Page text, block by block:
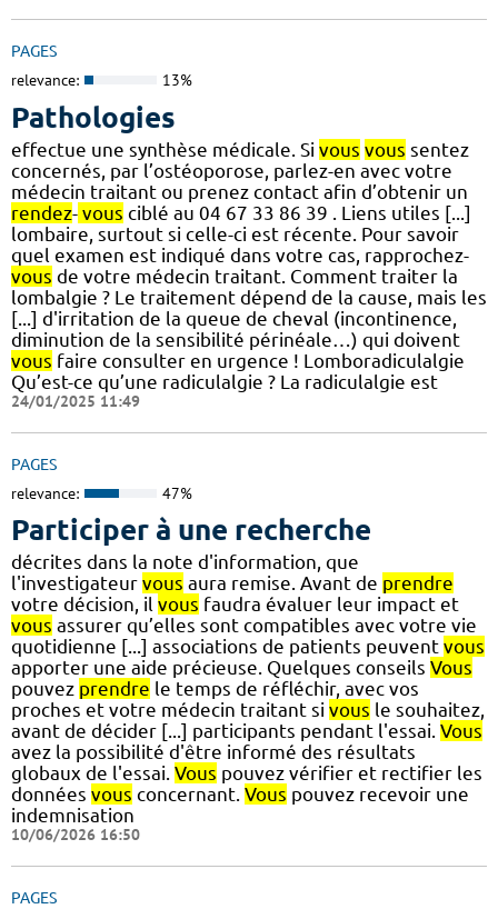
PAGES
relevance: 13%
Pathologies
effectue une synthèse médicale. Si vous vous sentez
concernés, par l’ostéoporose, parlez-en avec votre
médecin traitant ou prenez contact afin d’obtenir un
rendez- vous ciblé au 04 67 33 86 39 . Liens utiles [...]
lombaire, surtout si celle-ci est récente. Pour savoir
quel examen est indiqué dans votre cas, rapprochez-
vous de votre médecin traitant. Comment traiter la
lombalgie ? Le traitement dépend de la cause, mais les
[...] d'irritation de la queue de cheval (incontinence,
diminution de la sensibilité périnéale…) qui doivent
vous faire consulter en urgence ! Lomboradiculalgie
Qu’est-ce qu’une radiculalgie ? La radiculalgie est
24/01/2025 11:49
PAGES
relevance: 47%
Participer à une recherche
décrites dans la note d'information, que
l'investigateur vous aura remise. Avant de prendre
votre décision, il vous faudra évaluer leur impact et
vous assurer qu’elles sont compatibles avec votre vie
quotidienne [...] associations de patients peuvent vous
apporter une aide précieuse. Quelques conseils Vous
pouvez prendre le temps de réfléchir, avec vos
proches et votre médecin traitant si vous le souhaitez,
avant de décider [...] participants pendant l'essai. Vous
avez la possibilité d'être informé des résultats
globaux de l'essai. Vous pouvez vérifier et rectifier les
données vous concernant. Vous pouvez recevoir une
indemnisation
10/06/2026 16:50
PAGES